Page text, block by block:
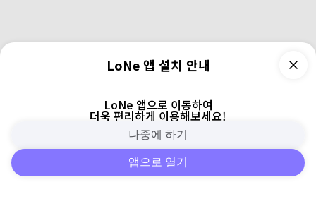
피드 주변 검색 로그인
LoNe 앱 설치 안내
LoNe 앱으로 이동하여
더욱 편리하게 이용해보세요!
나중에 하기
앱으로 열기